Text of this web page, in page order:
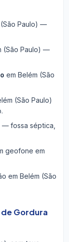
(São Paulo) —
(São Paulo) —
em Belém (São
(São Paulo)
— fossa séptica,
geofone em
em Belém (São
Gordura